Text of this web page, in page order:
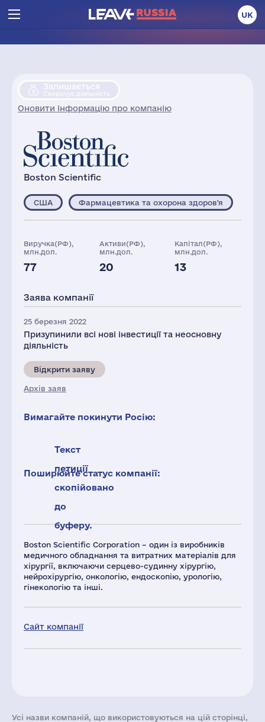
UK
Залишається
Скорочує діяльність
Оновити інформацію про компанію
Boston Scientific
Boston Scientific Corporation – один із виробників
медичного обладнання та витратних матеріалів для
хірургії, включаючи серцево-судинну хірургію,
нейрохірургію, онкологію, ендоскопію, урологію,
гінекологію та інші.
Сайт компанії
США Фармацевтика та охорона здоров'я
Виручка(РФ),
млн.дол.
77
Активи(РФ),
млн.дол.
20
Капітал(РФ),
млн.дол.
13
11888
Заява компанії
25 березня 2022
Призупинили всі нові інвестиції та неосновну
діяльність
Відкрити заяву
Архів заяв
Вимагайте покинути Росію:
Текст
петиції
скопійовано
до
буферу.
Поширюйте статус компанії:
Усі назви компаній, що використовуються на цій сторінці,